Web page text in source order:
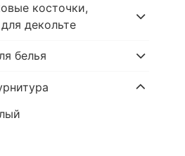
косточки,
декольте
белья